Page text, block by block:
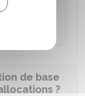
de
de base
?